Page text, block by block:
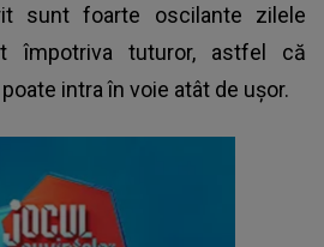
sunt foarte oscilante zilele
împotriva tuturor, astfel că
intra în voie atât de ușor.